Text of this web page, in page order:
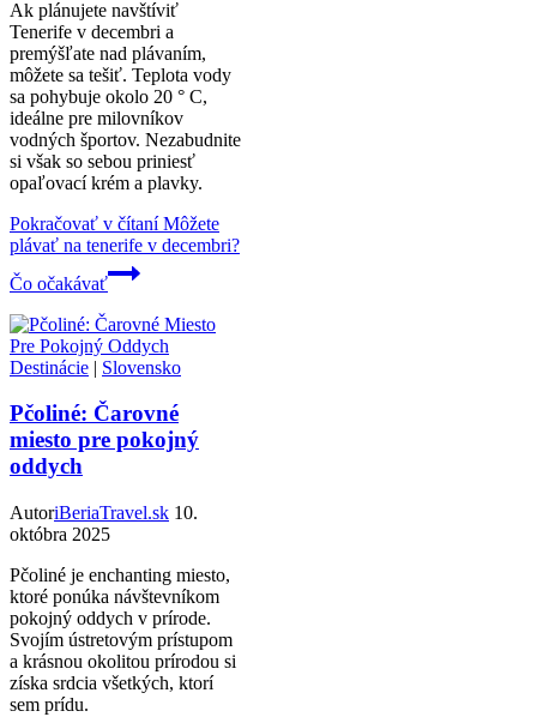
Ak plánujete navštíviť
Tenerife v decembri a
premýšľate nad plávaním,
môžete sa tešiť. Teplota vody
sa pohybuje okolo 20 ° C,
ideálne pre milovníkov
vodných športov. Nezabudnite
si však so sebou priniesť
opaľovací krém a plavky.
Pokračovať v čítaníMôžete
plávať na tenerife v decembri?
Čo očakávať
Destinácie | Slovensko
Pčoliné: Čarovné
miesto pre pokojný
oddych
AutoriBeriaTravel.sk 10.
októbra 2025
Pčoliné je enchanting miesto,
ktoré ponúka návštevníkom
pokojný oddych v prírode.
Svojím ústretovým prístupom
a krásnou okolitou prírodou si
získa srdcia všetkých, ktorí
sem prídu.